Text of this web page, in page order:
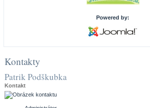
Powered by:
Kontakty
Patrik Podškubka
Kontakt